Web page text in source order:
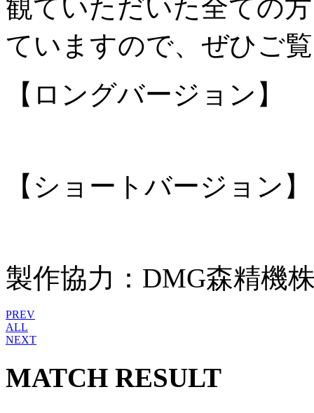
観ていただいた全ての
ていますので、ぜひご
【ロングバージョン】
【ショートバージョン】
製作協力：DMG森精機
PREV
ALL
NEXT
MATCH RESULT